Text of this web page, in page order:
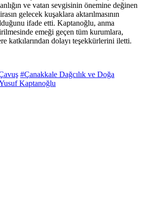
ve vatan sevgisinin önemine değinen
gelecek kuşaklara aktarılmasının
ifade etti. Kaptanoğlu, anma
emeği geçen tüm kurumlara,
katkılarından dolayı teşekkürlerini iletti.
#Çanakkale Dağcılık ve Doğa
Kaptanoğlu